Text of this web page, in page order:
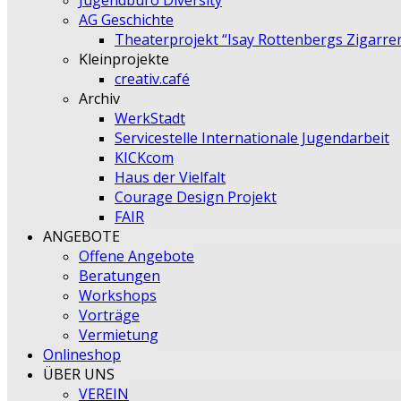
AG Geschichte
Theaterprojekt “Isay Rottenbergs
Kleinprojekte
creativ.café
Archiv
WerkStadt
Servicestelle Internationale Jugendarbeit
KICKcom
Haus der Vielfalt
Courage Design Projekt
FAIR
ANGEBOTE
Offene Angebote
Beratungen
Workshops
Vorträge
Vermietung
Onlineshop
ÜBER UNS
VEREIN